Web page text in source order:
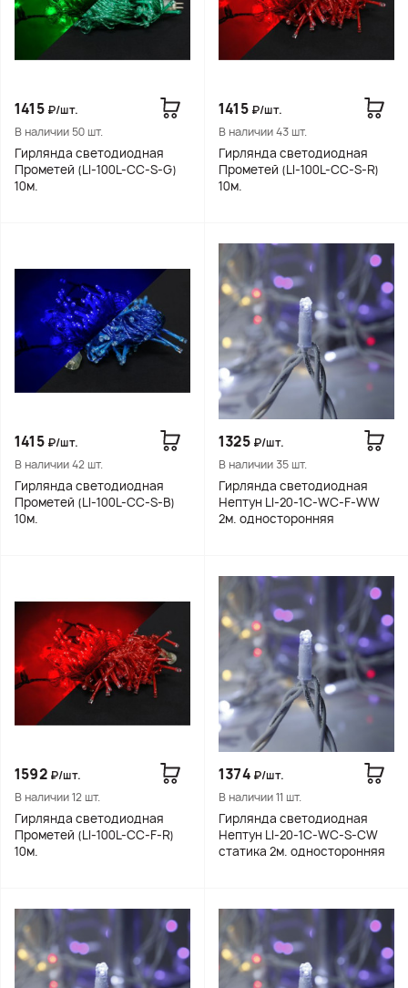
1415 ₽/шт.
В наличии 50 шт.
Гирлянда светодиодная
Прометей (LI-100L-CC-S-G)
10м.
1415 ₽/шт.
В наличии 43 шт.
Гирлянда светодиодная
Прометей (LI-100L-CC-S-R)
10м.
1415 ₽/шт.
В наличии 42 шт.
Гирлянда светодиодная
Прометей (LI-100L-CC-S-B)
10м.
1325 ₽/шт.
В наличии 35 шт.
Гирлянда светодиодная
Нептун LI-20-1C-WC-F-WW
2м. односторонняя
1592 ₽/шт.
В наличии 12 шт.
Гирлянда светодиодная
Прометей (LI-100L-CC-F-R)
10м.
1374 ₽/шт.
В наличии 11 шт.
Гирлянда светодиодная
Нептун LI-20-1C-WC-S-CW
статика 2м. односторонняя